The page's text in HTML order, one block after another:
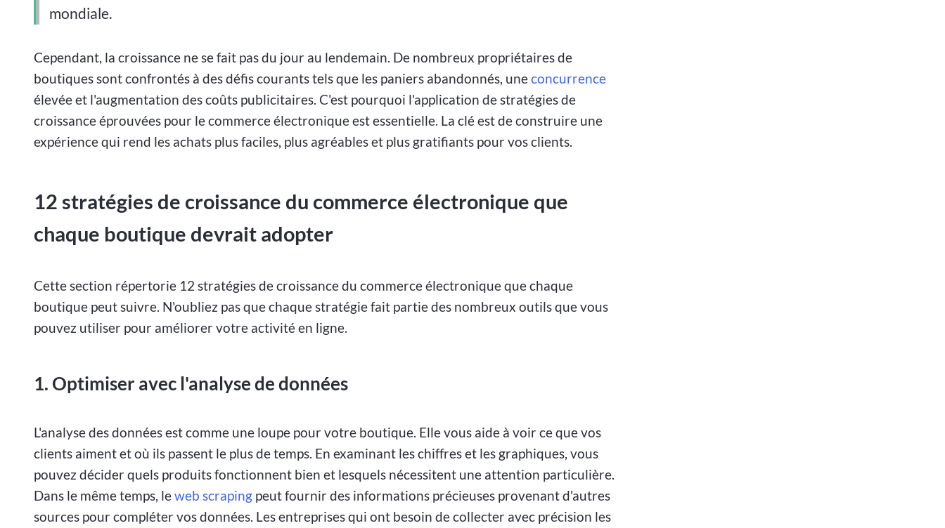
mondiale.
Cependant, la croissance ne se fait pas du jour au lendemain. De nombreux propriétaires de
boutiques sont confrontés à des défis courants tels que les paniers abandonnés, uneconcurrence
élevée et l'augmentation des coûts publicitaires. C'est pourquoi l'application de stratégies de
croissance éprouvées pour le commerce électronique est essentielle. La clé est de construire une
expérience qui rend les achats plus faciles, plus agréables et plus gratifiants pour vos clients.
12 stratégies de croissance du commerce électronique que
chaque boutique devrait adopter
Cette section répertorie 12 stratégies de croissance du commerce électronique que chaque
boutique peut suivre. N'oubliez pas que chaque stratégie fait partie des nombreux outils que vous
pouvez utiliser pour améliorer votre activité en ligne.
1. Optimiser avec l'analyse de données
L'analyse des données est comme une loupe pour votre boutique. Elle vous aide à voir ce que vos
clients aiment et où ils passent le plus de temps. En examinant les chiffres et les graphiques, vous
pouvez décider quels produits fonctionnent bien et lesquels nécessitent une attention particulière.
Dans le même temps, leweb scraping peut fournir des informations précieuses provenant d'autres
sources pour compléter vos données. Les entreprises qui ont besoin de collecter avec précision les